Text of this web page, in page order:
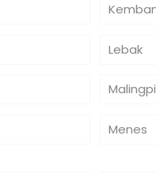
Lebak
Menes